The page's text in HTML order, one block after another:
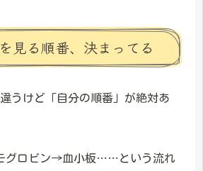
見る順番、決まってる
うけど「自分の順番」が絶対あ
グロビン→血小板……という流れ